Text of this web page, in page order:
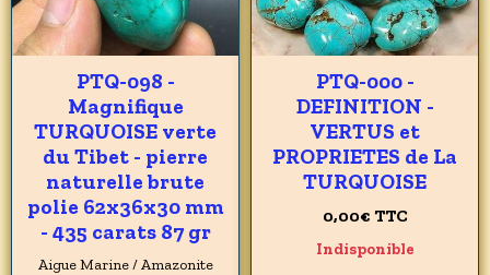
PTQ-098 -
Magnifique
TURQUOISE verte
du Tibet - pierre
naturelle brute
polie 62x36x30 mm
- 435 carats 87 gr
Aigue Marine / Amazonite
PTQ-000 -
DEFINITION -
VERTUS et
PROPRIETES de La
TURQUOISE
0,00€ TTC
Indisponible